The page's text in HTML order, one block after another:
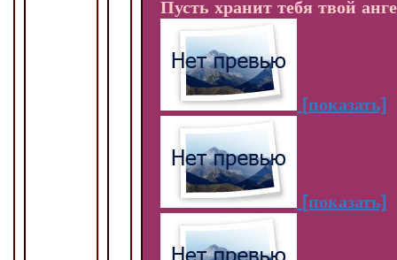
Пусть хранит тебя твой
[показать]
[показать]